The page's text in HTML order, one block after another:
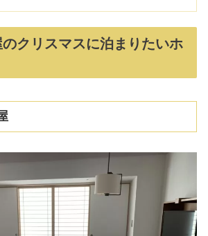
クリスマスに泊まりたいホ